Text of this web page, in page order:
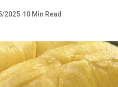
2025 10 Min Read